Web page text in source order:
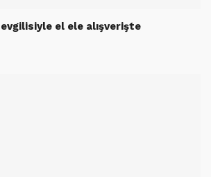
el ele alışverişte